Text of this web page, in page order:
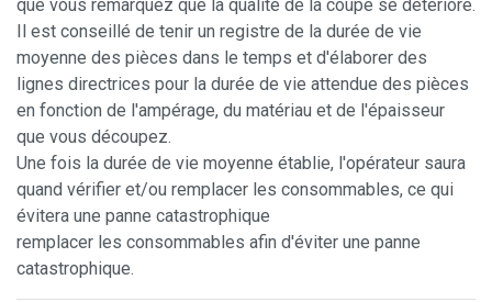
que vous remarquez que la qualité de la coupe se détériore.
Il est conseillé de tenir un registre de la durée de vie
moyenne des pièces dans le temps et d'élaborer des
lignes directrices pour la durée de vie attendue des pièces
en fonction de l'ampérage, du matériau et de l'épaisseur
que vous découpez.
Une fois la durée de vie moyenne établie, l'opérateur saura
quand vérifier et/ou remplacer les consommables, ce qui
évitera une panne catastrophique
remplacer les consommables afin d'éviter une panne
catastrophique.